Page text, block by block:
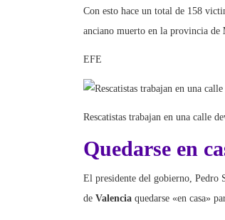
Con esto hace un total de 158
anciano muerto en la provincia de
EFE
Rescatistas trabajan en una calle
Quedarse en
El presidente del gobierno, Pedro
de Valencia quedarse «en casa»